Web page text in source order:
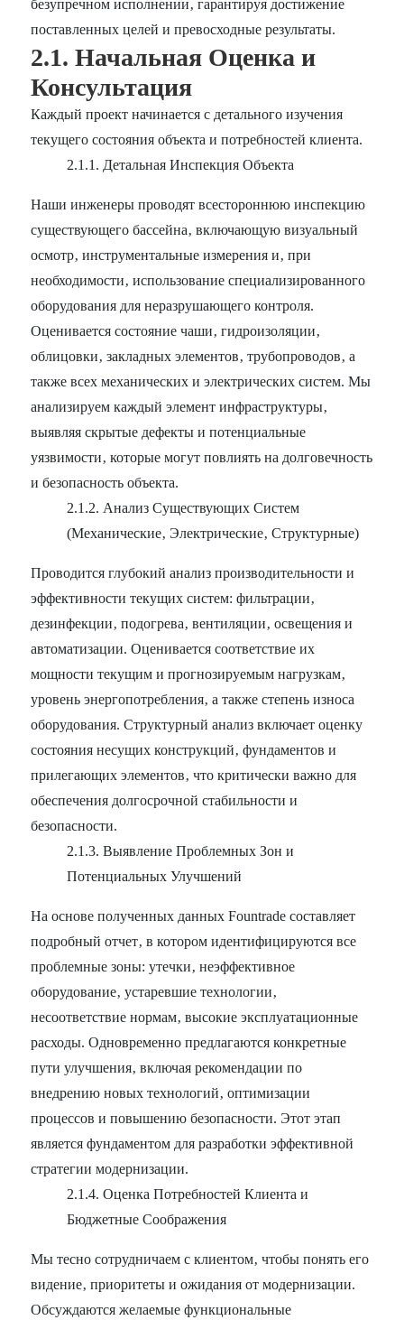
безупречном исполнении‚ гарантируя достижение
поставленных целей и превосходные результаты.
2.1. Начальная Оценка и
Консультация
Каждый проект начинается с детального изучения
текущего состояния объекта и потребностей клиента.
2.1.1. Детальная Инспекция Объекта
Наши инженеры проводят всестороннюю инспекцию
существующего бассейна‚ включающую визуальный
осмотр‚ инструментальные измерения и‚ при
необходимости‚ использование специализированного
оборудования для неразрушающего контроля.
Оценивается состояние чаши‚ гидроизоляции‚
облицовки‚ закладных элементов‚ трубопроводов‚ а
также всех механических и электрических систем. Мы
анализируем каждый элемент инфраструктуры‚
выявляя скрытые дефекты и потенциальные
уязвимости‚ которые могут повлиять на долговечность
и безопасность объекта.
2.1.2. Анализ Существующих Систем
(Механические‚ Электрические‚ Структурные)
Проводится глубокий анализ производительности и
эффективности текущих систем: фильтрации‚
дезинфекции‚ подогрева‚ вентиляции‚ освещения и
автоматизации. Оценивается соответствие их
мощности текущим и прогнозируемым нагрузкам‚
уровень энергопотребления‚ а также степень износа
оборудования. Структурный анализ включает оценку
состояния несущих конструкций‚ фундаментов и
прилегающих элементов‚ что критически важно для
обеспечения долгосрочной стабильности и
безопасности.
2.1.3. Выявление Проблемных Зон и
Потенциальных Улучшений
На основе полученных данных Fountrade составляет
подробный отчет‚ в котором идентифицируются все
проблемные зоны: утечки‚ неэффективное
оборудование‚ устаревшие технологии‚
несоответствие нормам‚ высокие эксплуатационные
расходы. Одновременно предлагаются конкретные
пути улучшения‚ включая рекомендации по
внедрению новых технологий‚ оптимизации
процессов и повышению безопасности. Этот этап
является фундаментом для разработки эффективной
стратегии модернизации.
2.1.4. Оценка Потребностей Клиента и
Бюджетные Соображения
Мы тесно сотрудничаем с клиентом‚ чтобы понять его
видение‚ приоритеты и ожидания от модернизации.
Обсуждаются желаемые функциональные